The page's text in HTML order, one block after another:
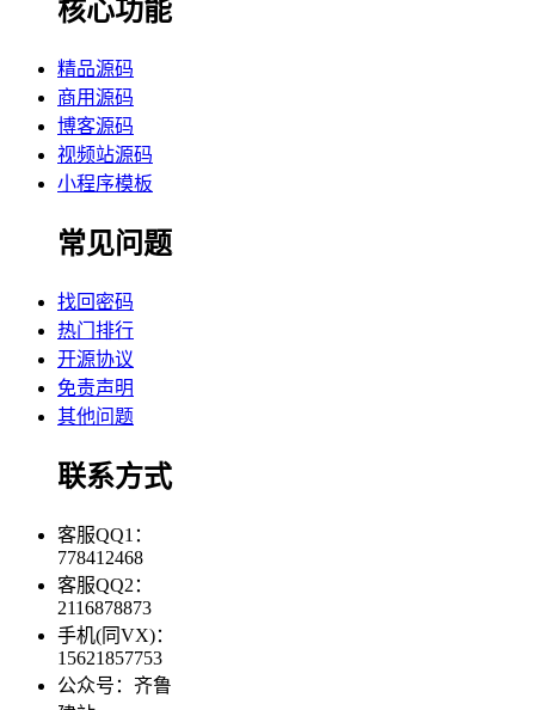
核心功能
精品源码
商用源码
博客源码
视频站源码
小程序模板
常见问题
找回密码
热门排行
开源协议
免责声明
其他问题
联系方式
客服QQ1：
778412468
客服QQ2：
2116878873
手机(同VX)：
15621857753
公众号：齐鲁